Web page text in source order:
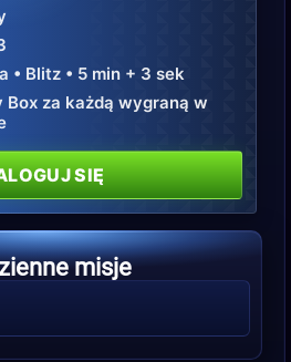
• Blitz • 5 min + 3 sek
Box za każdą wygraną w
SIĘ
misje